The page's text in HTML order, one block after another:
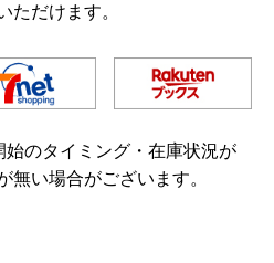
ただけます。
のタイミング・在庫状況が
い場合がございます。